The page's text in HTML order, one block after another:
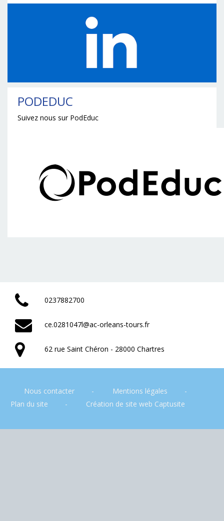
PODEDUC
Suivez nous sur PodEduc
0237882700
ce.0281047l@ac-orleans-tours.fr
62 rue Saint Chéron - 28000 Chartres
Nous contacter
Mentions légales
Plan du site
Création de site web Captusite